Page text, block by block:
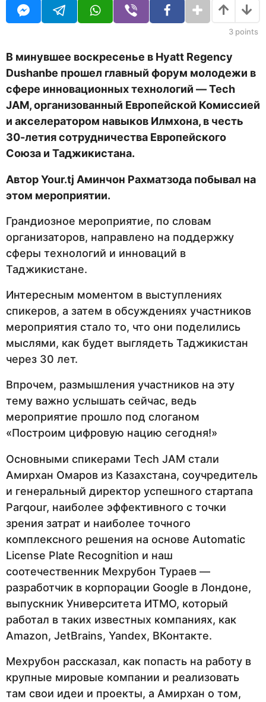
R
н
3 points
В минувшее воскресенье в Hyatt Regency
Dushanbe прошел главный форум молодежи в
сфере инновационных технологий —Tech
JAM, организованный Европейской Комиссией
и акселератором навыков Илмхона, в честь
30-летия сотрудничества Европейского
Союза и Таджикистана.
Автор Your.tj Аминчон Рахматзода побывал на
этом мероприятии.
Грандиозное мероприятие, по словам
организаторов, направлено на поддержку
сферы технологий и инноваций в
Таджикистане.
Интересным моментом в выступлениях
спикеров, а затем в обсуждениях участников
мероприятия стало то, что они поделились
мыслями, как будет выглядеть Таджикистан
через 30 лет.
Впрочем, размышления участников на эту
тему важно услышать сейчас, ведь
мероприятие прошло под слоганом
«Построим цифровую нацию сегодня!»
Основными спикерами Tech JAM стали
Амирхан Омаров из Казахстана, соучредитель
и генеральный директор успешного стартапа
Parqour, наиболее эффективного с точки
зрения затрат и наиболее точного
комплексного решения на основе Automatic
License Plate Recognition и наш
соотечественник Мехрубон Тураев —
разработчик в корпорации Google в Лондоне,
выпускник Университета ИТМО, который
работал в таких известных компаниях, как
Amazon, JetBrains, Yandex, ВКонтакте.
Мехрубон рассказал, как попасть на работу в
крупные мировые компании и реализовать
там свои идеи и проекты, а Амирхан о том,